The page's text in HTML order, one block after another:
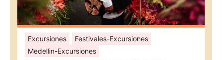
Excursiones
Festivales-Excursiones
Medellin-Excursiones